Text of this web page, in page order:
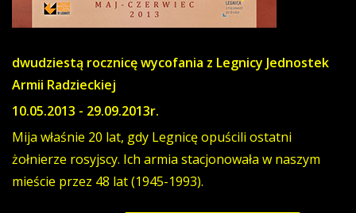
dwudziestą rocznicę wycofania z Legnicy Jednostek
Armii Radzieckiej
10.05.2013 - 29.09.2013r.
Mija właśnie 20 lat, gdy Legnicę opuścili ostatni
żołnierze rosyjscy. Ich armia stacjonowała w naszym
mieście przez 48 lat (1945-1993).